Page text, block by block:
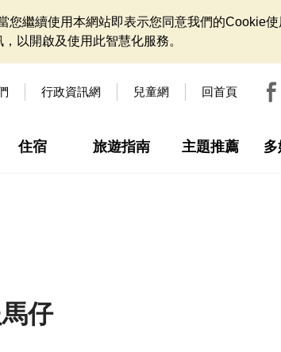
繼續使用本網站即表示您同意我們的Cookie使
以開啟及使用此智慧化服務。
行政資訊網 兒童網 回首頁
住宿 旅遊指南 主題推薦
仔